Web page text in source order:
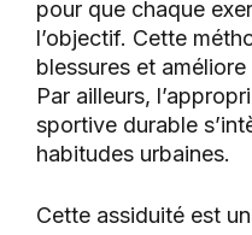
pour que chaque
l’objectif. Cette
blessures et
Par ailleurs,
sportive durable
habitudes urbaines.
Cette assiduité est